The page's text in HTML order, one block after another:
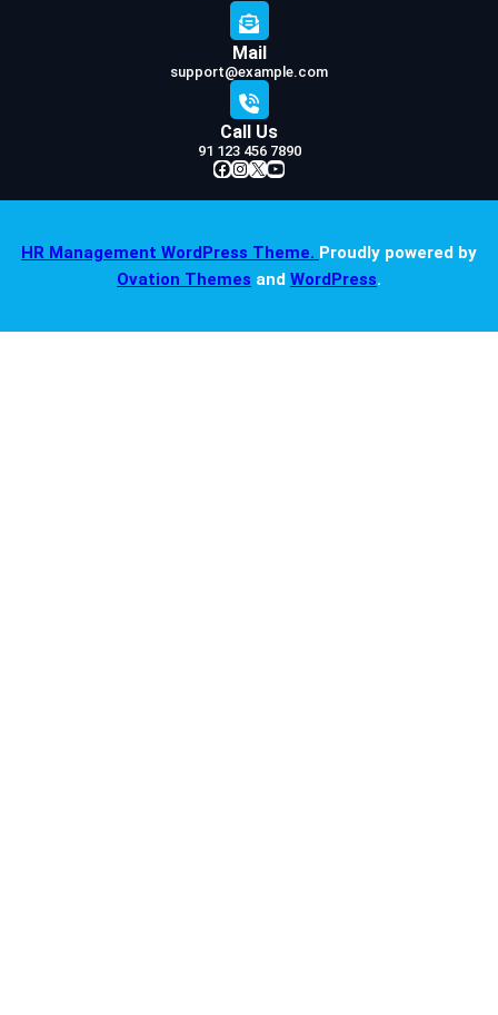
Mail
support@example.com
Call Us
91 123 456 7890
Facebook InstagramX YouTube
HR Management WordPress Theme. Proudly powered by
Ovation Themes and WordPress.